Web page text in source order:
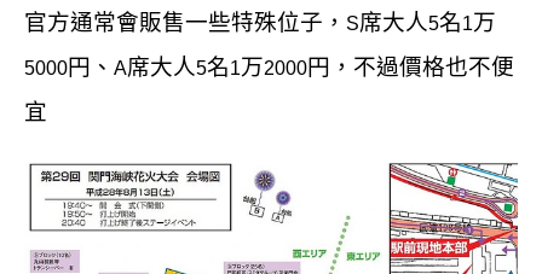
官方通常會販售一些特殊位子， S席大人5名1万
5000円、 A席大人5名1万2000円，不過價格也不便
宜